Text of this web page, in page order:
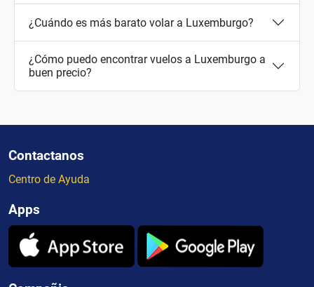
¿Cuándo es más barato volar a Luxemburgo?
¿Cómo puedo encontrar vuelos a Luxemburgo a
buen precio?
Contactanos
Centro de Ayuda
Apps